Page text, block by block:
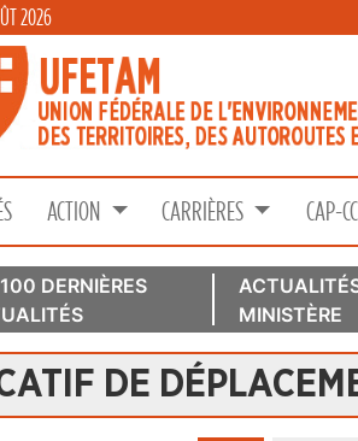
2026
ACTION CARRIÈRES CAP-
DERNIÈRES
MINISTÈRE
DE